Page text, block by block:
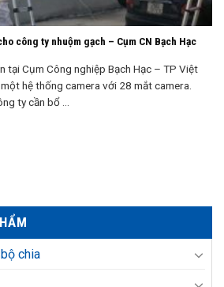
công ty nhuộm gạch – Cụm CN Bạch Hạc
tại Cụm Công nghiệp Bạch Hạc – TP Việt
hệ thống camera với 28 mắt camera.
ty cần bổ ...
chia